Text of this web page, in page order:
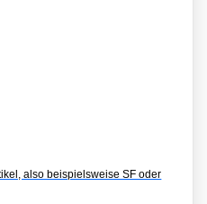
also beispielsweise SF oder